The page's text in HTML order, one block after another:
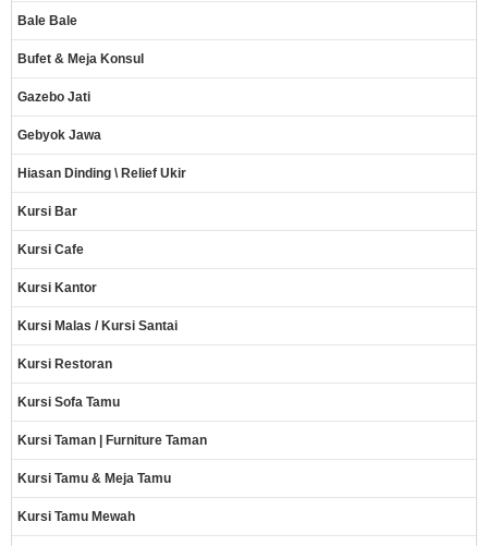
Bale Bale
Bufet & Meja Konsul
Gazebo Jati
Gebyok Jawa
Hiasan Dinding \ Relief Ukir
Kursi Bar
Kursi Cafe
Kursi Kantor
Kursi Malas / Kursi Santai
Kursi Restoran
Kursi Sofa Tamu
Kursi Taman | Furniture Taman
Kursi Tamu & Meja Tamu
Kursi Tamu Mewah